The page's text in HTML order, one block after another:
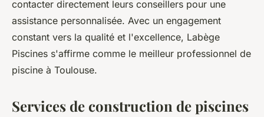
contacter directement leurs conseillers pour une
assistance personnalisée. Avec un engagement
constant vers la qualité et l'excellence, Labège
Piscines s'affirme comme le meilleur professionnel de
piscine à Toulouse.
Services de construction de piscines